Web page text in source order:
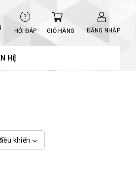
HỎI ĐÁP GIỎ HÀNG ĐĂNG NHẬP
HỆ
khiển